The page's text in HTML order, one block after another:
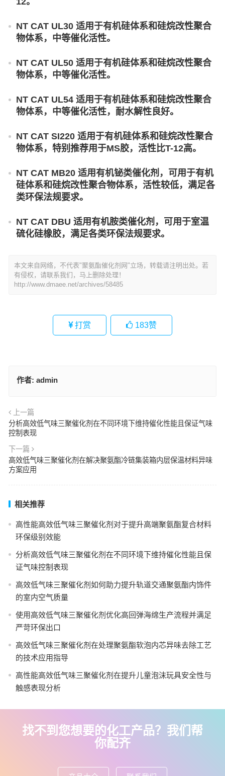
NT CAT UL30 适用于有机硅体系和硅烷改性聚合
物体系，中等催化活性。
NT CAT UL50 适用于有机硅体系和硅烷改性聚合
物体系，中等催化活性。
NT CAT UL54 适用于有机硅体系和硅烷改性聚合
物体系，中等催化活性，耐水解性良好。
NT CAT SI220 适用于有机硅体系和硅烷改性聚合
物体系，特别推荐用于MS胶，活性比T-12高。
NT CAT MB20 适用有机铋类催化剂，可用于有机
硅体系和硅烷改性聚合物体系，活性较低，满足各
类环保法规要求。
NT CAT DBU 适用有机胺类催化剂，可用于室温
硫化硅橡胶，满足各类环保法规要求。
本文来自网络，不代表"聚氨酯催化剂网"立场，转载请注明出处。若
有侵权，请联系我们，马上删除处理！
http://www.dmaee.net/archives/58485
打赏 183赞
作者: admin
上一篇
分析高效低气味三聚催化剂在不同环境下维持催化性能且保证气味
控制表现
下一篇
高效低气味三聚催化剂在解决聚氨酯冷链集装箱内层保温材料异味
方案应用
相关推荐
高性能高效低气味三聚催化剂对于提升高端聚氨酯复合材料
环保级别效能
分析高效低气味三聚催化剂在不同环境下维持催化性能且保
证气味控制表现
高效低气味三聚催化剂如何助力提升轨道交通聚氨酯内饰件
的室内空气质量
使用高效低气味三聚催化剂优化高回弹海绵生产流程并满足
严苛环保出口
高效低气味三聚催化剂在处理聚氨酯软泡内芯异味去除工艺
的技术应用指导
高性能高效低气味三聚催化剂在提升儿童泡沫玩具安全性与
触感表现分析
找不到您想要的化工产品？我们帮
你配齐